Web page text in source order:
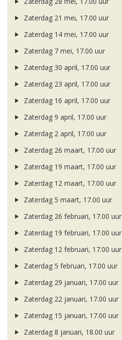
Zaterdag 21 mei, 17.00 uur
Zaterdag 14 mei, 17.00 uur
Zaterdag 7 mei, 17.00 uur
Zaterdag 30 april, 17.00 uur
Zaterdag 23 april, 17.00 uur
Zaterdag 16 april, 17.00 uur
Zaterdag 9 april, 17.00 uur
Zaterdag 2 april, 17.00 uur
Zaterdag 26 maart, 17.00 uur
Zaterdag 19 maart, 17.00 uur
Zaterdag 12 maart, 17.00 uur
Zaterdag 5 maart, 17.00 uur
Zaterdag 26 februari, 17.00 uur
Zaterdag 19 februari, 17.00 uur
Zaterdag 12 februari, 17.00 uur
Zaterdag 5 februari, 17.00 uur
Zaterdag 29 januari, 17.00 uur
Zaterdag 22 januari, 17.00 uur
Zaterdag 15 januari, 17.00 uur
Zaterdag 8 januari, 18.00 uur